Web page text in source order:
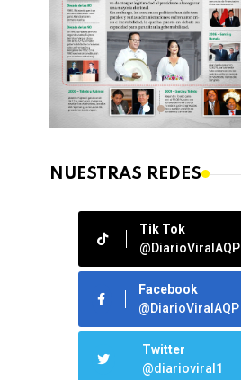
NUESTRAS REDES
Tik Tok
@DiarioViralAQP
Facebook
@DiarioViralAQP
Twitter
@diarioviral1